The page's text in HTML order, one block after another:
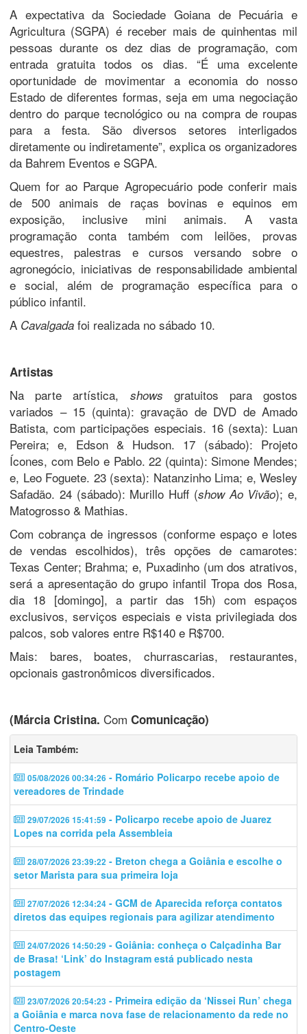
A expectativa da Sociedade Goiana de Pecuária e
Agricultura (SGPA) é receber mais de quinhentas mil
pessoas durante os dez dias de programação, com
entrada gratuita todos os dias. “É uma excelente
oportunidade de movimentar a economia do nosso
Estado de diferentes formas, seja em uma negociação
dentro do parque tecnológico ou na compra de roupas
para a festa. São diversos setores interligados
diretamente ou indiretamente”, explica os organizadores
da Bahrem Eventos e SGPA.
Quem for ao Parque Agropecuário pode conferir mais
de 500 animais de raças bovinas e equinos em
exposição, inclusive mini animais. A vasta
programação conta também com leilões, provas
equestres, palestras e cursos versando sobre o
agronegócio, iniciativas de responsabilidade ambiental
e social, além de programação específica para o
público infantil.
A Cavalgada foi realizada no sábado 10.
Artistas
Na parte artística, shows gratuitos para gostos
variados – 15 (quinta): gravação de DVD de Amado
Batista, com participações especiais. 16 (sexta): Luan
Pereira; e, Edson & Hudson. 17 (sábado): Projeto
Ícones, com Belo e Pablo. 22 (quinta): Simone Mendes;
e, Leo Foguete. 23 (sexta): Natanzinho Lima; e, Wesley
Safadão. 24 (sábado): Murillo Huff (show Ao Vivão); e,
Matogrosso & Mathias.
Com cobrança de ingressos (conforme espaço e lotes
de vendas escolhidos), três opções de camarotes:
Texas Center; Brahma; e, Puxadinho (um dos atrativos,
será a apresentação do grupo infantil Tropa dos Rosa,
dia 18 [domingo], a partir das 15h) com espaços
exclusivos, serviços especiais e vista privilegiada dos
palcos, sob valores entre R$140 e R$700.
Mais: bares, boates, churrascarias, restaurantes,
opcionais gastronômicos diversificados.
(Márcia Cristina. Com Comunicação)
Leia Também:
05/08/2026 00:34:26 - Romário Policarpo recebe apoio de
vereadores de Trindade
29/07/2026 15:41:59 - Policarpo recebe apoio de Juarez
Lopes na corrida pela Assembleia
28/07/2026 23:39:22 - Breton chega a Goiânia e escolhe o
setor Marista para sua primeira loja
27/07/2026 12:34:24 - GCM de Aparecida reforça contatos
diretos das equipes regionais para agilizar atendimento
24/07/2026 14:50:29 - Goiânia: conheça o Calçadinha Bar
de Brasa! ‘Link’ do Instagram está publicado nesta
postagem
23/07/2026 20:54:23 - Primeira edição da ‘Nissei Run’ chega
a Goiânia e marca nova fase de relacionamento da rede no
Centro-Oeste